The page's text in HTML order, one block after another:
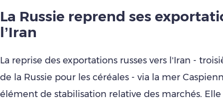
La Russie reprend ses
l’Iran
La reprise des exportations russes vers l’Iran -
de la Russie pour les céréales - via la mer
élément de stabilisation relative des marchés.